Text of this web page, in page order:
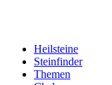
Heilsteine
Steinfinder
Themen